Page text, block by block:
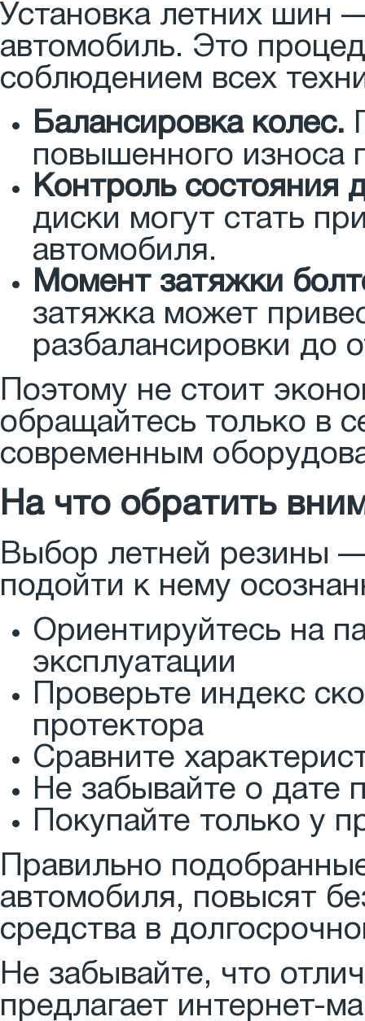
Установка летних шин
автомобиль. Это
соблюдением всех
Балансировка колес.
повышенного износа
Контроль состояния
диски могут стать
автомобиля.
Момент затяжки
затяжка может
разбалансировки до
Поэтому не стоит
обращайтесь только в
современным
На что обратить
Выбор летней резины
подойти к нему
Ориентируйтесь на
эксплуатации
Проверьте индекс
протектора
Сравните
Не забывайте о дате
Покупайте только у
Правильно
автомобиля, повысят
средства в
Не забывайте, что
предлагает интернет-